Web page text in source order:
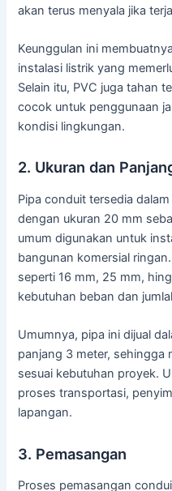
akan terus menyala jika
Keunggulan ini
instalasi listrik yang
Selain itu, PVC juga tahan
cocok untuk penggunaan
kondisi lingkungan.
2. Ukuran dan
Pipa conduit tersedia
dengan ukuran 20 mm
umum digunakan untuk
bangunan komersial
seperti 16 mm, 25 mm,
kebutuhan beban dan
Umumnya, pipa ini dijual
panjang 3 meter,
sesuai kebutuhan proyek.
proses transportasi,
lapangan.
3. Pemasangan
Proses pemasangan